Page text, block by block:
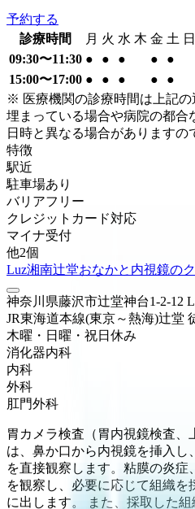
予約する
診療時間
月 火 水 木 金 土 日
09:30〜11:30 ● ● ● ●
●
15:00〜17:00 ● ● ● ●
●
※ 医療機関の診療時間は上記
埋まっている場合や病院の都合
日時と異なる場合がありますの
特徴
駅近
駐車場あり
バリアフリー
クレジットカード対応
マイナ受付
他2個
Luz湘南辻堂おなかと内視鏡の
神奈川県藤沢市辻堂神台1-2-12
JR東海道本線(東京～熱海)辻堂
木曜・日曜・祝日 休み
消化器内科
内科
外科
肛門外科
胃カメラ検査（胃内視鏡検査
は、鼻か口から内視鏡を挿入
を直接観察します。粘膜の炎
を観察し、必要に応じて組織
に出します。 また、採取した